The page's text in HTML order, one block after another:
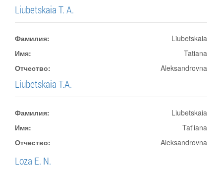
Liubetskaia T. A.
Фамилия:
Liubetskaia
Имя:
Tatiana
Отчество:
Aleksandrovna
Liubetskaia T.A.
Фамилия:
Liubetskaia
Имя:
Tat'iana
Отчество:
Aleksandrovna
Loza E. N.